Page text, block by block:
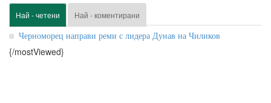
Най - четени Най - коментирани
Черноморец направи реми с лидера Дунав на Чиликов
{/mostViewed}